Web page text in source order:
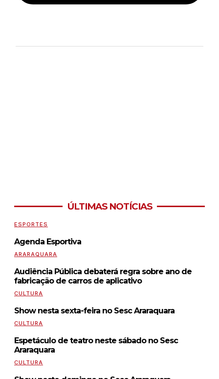
ÚLTIMAS NOTÍCIAS
ESPORTES
Agenda Esportiva
ARARAQUARA
Audiência Pública debaterá regra sobre ano de
fabricação de carros de aplicativo
CULTURA
Show nesta sexta-feira no Sesc Araraquara
CULTURA
Espetáculo de teatro neste sábado no Sesc
Araraquara
CULTURA